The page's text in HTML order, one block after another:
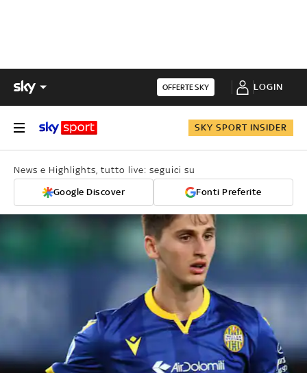
OFFERTE SKY LOGIN
SKY SPORT INSIDER
News e Highlights, tutto live: seguici su
Google Discover Fonti Preferite